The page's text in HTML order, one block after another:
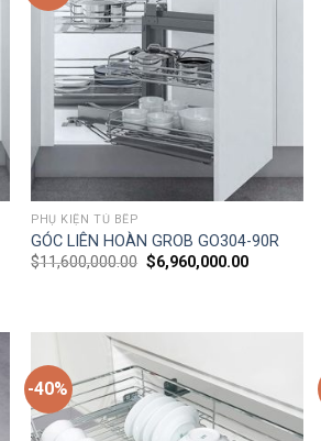
PHỤ KIỆN TỦ BẾP
GÓC LIÊN HOÀN GROB GO304-90R
$11,600,000.00 $6,960,000.00
-40%